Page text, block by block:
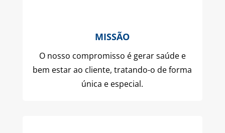
MISSÃO
O nosso compromisso é gerar saúde e
bem estar ao cliente, tratando-o de forma
única e especial.